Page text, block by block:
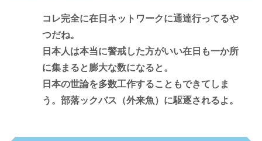
コレ完全に在日ネットワークに通達行ってるや
つだね。
日本人は本当に警戒した方がいい在日も一か所
に集まると膨大な数になると。
日本の世論を多数工作することもできてしま
う。部落ックバス（外来魚）に駆逐されるよ。